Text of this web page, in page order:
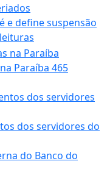
e define suspensão
Paraíba 465
dos servidores do